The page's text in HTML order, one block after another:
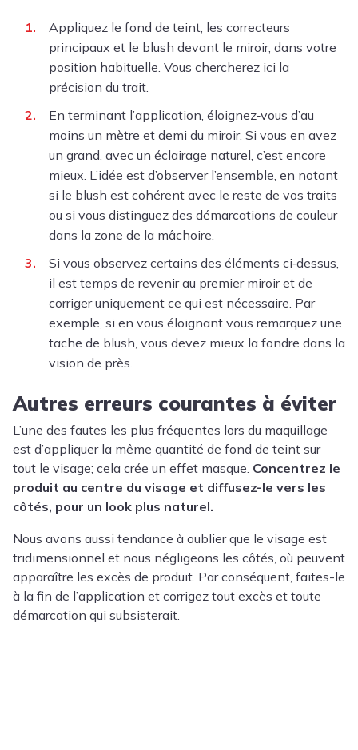
Appliquez le fond de teint, les correcteurs
principaux et le blush devant le miroir, dans votre
position habituelle. Vous chercherez ici la
précision du trait.
En terminant l’application, éloignez‑vous d’au
moins un mètre et demi du miroir. Si vous en avez
un grand, avec un éclairage naturel, c’est encore
mieux. L’idée est d’observer l’ensemble, en notant
si le blush est cohérent avec le reste de vos traits
ou si vous distinguez des démarcations de couleur
dans la zone de la mâchoire.
Si vous observez certains des éléments ci‑dessus,
il est temps de revenir au premier miroir et de
corriger uniquement ce qui est nécessaire. Par
exemple, si en vous éloignant vous remarquez une
tache de blush, vous devez mieux la fondre dans la
vision de près.
Autres erreurs courantes à éviter
L’une des fautes les plus fréquentes lors du maquillage
est d’appliquer la même quantité de fond de teint sur
tout le visage; cela crée un effet masque. Concentrez le
produit au centre du visage et diffusez-le vers les
côtés, pour un look plus naturel.
Nous avons aussi tendance à oublier que le visage est
tridimensionnel et nous négligeons les côtés, où peuvent
apparaître les excès de produit. Par conséquent, faites-le
à la fin de l’application et corrigez tout excès et toute
démarcation qui subsisterait.